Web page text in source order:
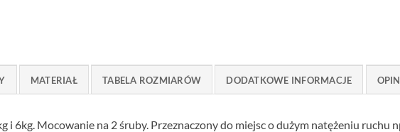
MATERIAŁ TABELA ROZMIARÓW DODATKOWE INFORMACJE
i 6kg. Mocowanie na 2 śruby. Przeznaczony do miejsc o dużym natężeniu ruchu